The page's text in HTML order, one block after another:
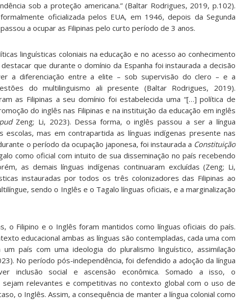
sob a proteção americana.” (Baltar Rodrigues, 2019, p.102).
oficializada pelos EUA, em 1946, depois da Segunda
a ocupar as Filipinas pelo curto período de 3 anos.
linguísticas coloniais na educação e no acesso ao conhecimento
que durante o domínio da Espanha foi instaurada a decisão
a diferenciação entre a elite – sob supervisão do clero – e a
do multilinguismo ali presente (Baltar Rodrigues, 2019).
as Filipinas a seu domínio foi estabelecida uma “[…] política de
do inglês nas Filipinas e na instituição da educação em inglês
Zeng; Li, 2023). Dessa forma, o inglês passou a ser a língua
escolas, mas em contrapartida as línguas indígenas presente nas
o período da ocupação japonesa, foi instaurada a Constituição
como oficial com intuito de sua disseminação no país recebendo
as demais línguas indígenas continuaram excluídas (Zeng; Li,
instauradas por todos os três colonizadores das Filipinas ao
sendo o Inglês e o Tagalo línguas oficiais, e a marginalização
o Filipino e o Inglês foram mantidos como línguas oficiais do país.
educacional ambas as línguas são contempladas, cada uma com
país com uma ideologia do pluralismo linguístico, assimilação
No período pós-independência, foi defendido a adoção da língua
inclusão social e ascensão econômica. Somado a isso, o
sejam relevantes e competitivas no contexto global com o uso de
o Inglês. Assim, a consequência de manter a língua colonial como